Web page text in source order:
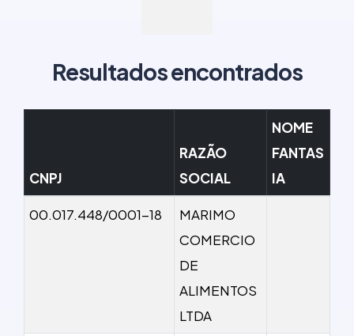
Resultados encontrados
CNPJ
RAZÃO
SOCIAL
NOME
FANTAS
IA
00.017.448/0001-18
MARIMO
COMERCIO
DE
ALIMENTOS
LTDA